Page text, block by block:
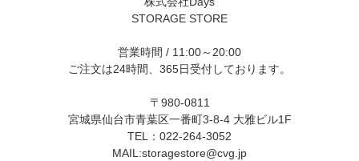
STORAGE STORE
営業時間 / 11:00～20:00
ご注文は24時間、365日受付しております。
〒980-0811
宮城県仙台市青葉区一番町3-8-4 大雅ビル1F
TEL：022-264-3052
MAIL:storagestore@cvg.jp